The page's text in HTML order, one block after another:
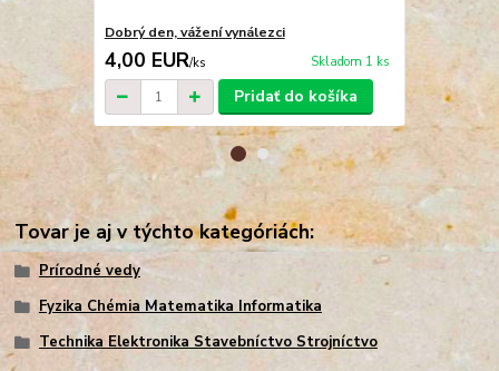
Dobrý den, vážení vynálezci
4,00 EUR/ks Skladom 1 ks
Pridať do košíka
13,00
Tovar je aj v týchto kategóriách:
Prírodné vedy
Fyzika Chémia Matematika Informatika
Technika Elektronika Stavebníctvo Strojníctvo